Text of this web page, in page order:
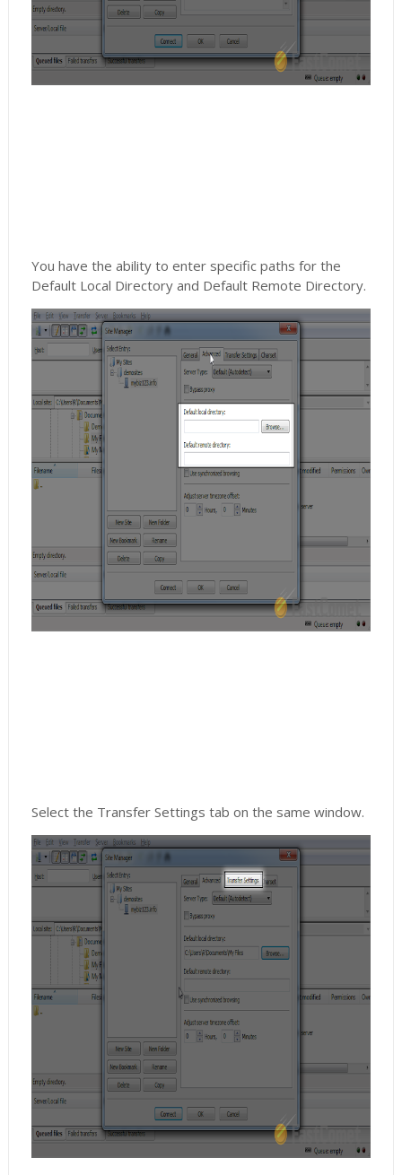
You have the ability to enter specific paths for the
Default Local Directory and Default Remote Directory.
Select the Transfer Settings tab on the same window.